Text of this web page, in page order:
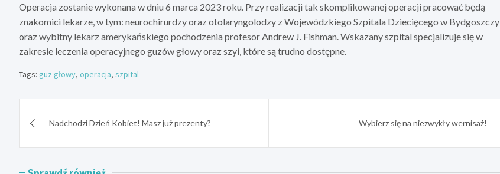
Operacja zostanie wykonana w dniu 6 marca 2023 roku. Przy realizacji tak skomplikowanej operacji pracować będą
znakomici lekarze, w tym: neurochirurdzy oraz otolaryngolodzy z Wojewódzkiego Szpitala Dziecięcego w Bydgoszczy
oraz wybitny lekarz amerykańskiego pochodzenia profesor Andrew J. Fishman. Wskazany szpital specjalizuje się w
zakresie leczenia operacyjnego guzów głowy oraz szyi, które są trudno dostępne.
Tags: guz głowy, operacja, szpital
wpisuNadchodzi Dzień Kobiet! Masz już prezenty? Wybierz się na niezwykły wernisaż!